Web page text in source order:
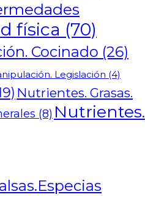
física (70)
Cocinado (26)
Legislación (4)
Nutrientes. Grasas.
(8) Nutrientes.